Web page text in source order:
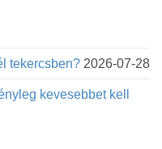
tekercsben? 2026-07-28
kevesebbet kell